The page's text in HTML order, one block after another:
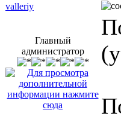
valleriy
Главный
администратор